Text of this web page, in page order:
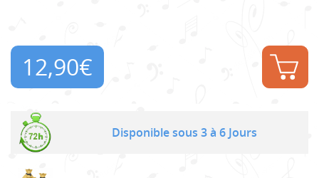
12,90€
Disponible sous 3 à 6 Jours